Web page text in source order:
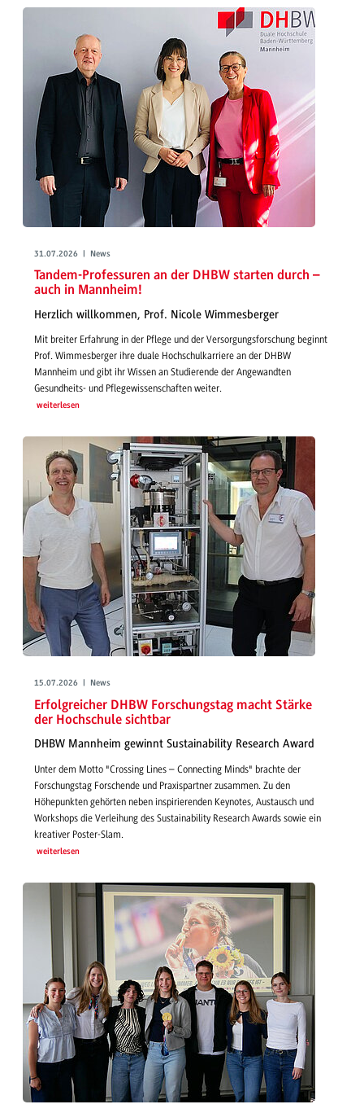
31.07.2026 | News
Tandem-Professuren an der DHBW starten durch –
auch in Mannheim!
Herzlich willkommen, Prof. Nicole Wimmesberger
Mit breiter Erfahrung in der Pflege und der Versorgungsforschung beginnt
Prof. Wimmesberger ihre duale Hochschulkarriere an der DHBW
Mannheim und gibt ihr Wissen an Studierende der Angewandten
Gesundheits- und Pflegewissenschaften weiter.
weiterlesen
15.07.2026 | News
Erfolgreicher DHBW Forschungstag macht Stärke
der Hochschule sichtbar
DHBW Mannheim gewinnt Sustainability Research Award
Unter dem Motto "Crossing Lines – Connecting Minds" brachte der
Forschungstag Forschende und Praxispartner zusammen. Zu den
Höhepunkten gehörten neben inspirierenden Keynotes, Austausch und
Workshops die Verleihung des Sustainability Research Awards sowie ein
kreativer Poster-Slam.
weiterlesen